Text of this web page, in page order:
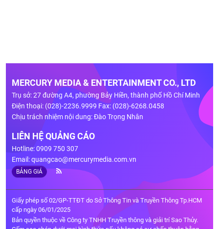
MERCURY MEDIA & ENTERTAINMENT CO., LTD
Trụ sở: 27 đường A4, phường Bảy Hiền, thành phố Hồ Chí Minh
Điện thoại: (028)-2236.9999 Fax: (028)-6268.0458
Chịu trách nhiệm nội dung: Đào Trọng Nhân
LIÊN HỆ QUẢNG CÁO
Hotline: 0909 750 307
Email:quangcao@mercurymedia.com.vn
BẢNG GIÁ
Giấy phép số 02/GP-TTĐT do Sở Thông Tin và Truyền Thông Tp.HCM
cấp ngày 06/01/2025
Bản quyền thuộc về Công ty TNHH Truyền thông và giải trí Sao Thủy.